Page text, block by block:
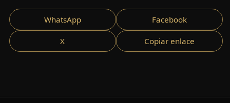
WhatsApp Facebook
X Copiar enlace